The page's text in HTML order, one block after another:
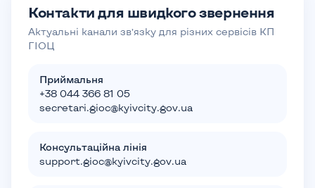
Контакти для швидкого звернення
Актуальні канали зв’язку для різних сервісів КП
ГІОЦ
Приймальня
+38 044 366 81 05
secretari.gioc@kyivcity.gov.ua
Консультаційна лінія
support.gioc@kyivcity.gov.ua